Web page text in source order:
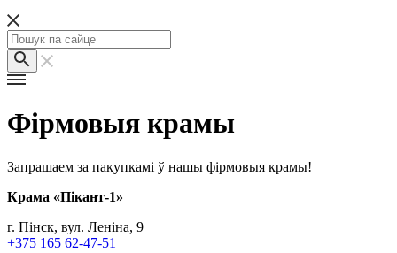
Фірмовыя крамы
Запрашаем за пакупкамі ў нашы фірмовыя крамы!
Крама «Пiкант-1»
г. Пінск, вул. Леніна, 9
+375 165 62-47-51